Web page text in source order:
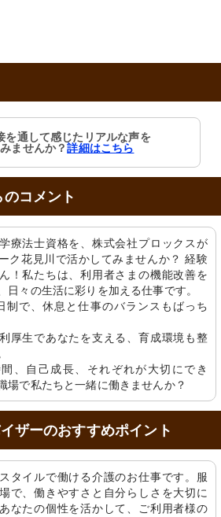
を通して感じたリアルな声を
ませんか？詳細はこちら
コメント
療法士資格を、株式会社プロックスが
ク花見川で活かしてみませんか？ 経験
！私たちは、利用者さまの機能改善を
日々の生活に彩りを加える仕事です。
制で、休息と仕事のバランスもばっち
厚生であなたを支える、育成環境も整
、自己成長、それぞれが大切にでき
場で私たちと一緒に働きませんか？
ザーのおすすめポイント
タイルで働ける介護のお仕事です。服
で、働きやすさと自分らしさを大切に
なたの個性を活かして、ご利用者様の